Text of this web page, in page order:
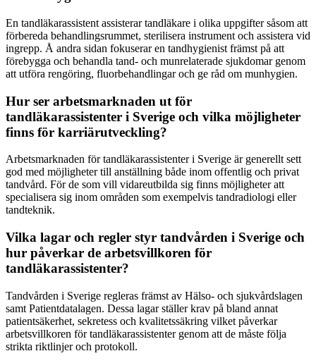
En tandläkarassistent assisterar tandläkare i olika uppgifter såsom att
förbereda behandlingsrummet, sterilisera instrument och assistera vid
ingrepp. Å andra sidan fokuserar en tandhygienist främst på att
förebygga och behandla tand- och munrelaterade sjukdomar genom
att utföra rengöring, fluorbehandlingar och ge råd om munhygien.
Hur ser arbetsmarknaden ut för
tandläkarassistenter i Sverige och vilka möjligheter
finns för karriärutveckling?
Arbetsmarknaden för tandläkarassistenter i Sverige är generellt sett
god med möjligheter till anställning både inom offentlig och privat
tandvård. För de som vill vidareutbilda sig finns möjligheter att
specialisera sig inom områden som exempelvis tandradiologi eller
tandteknik.
Vilka lagar och regler styr tandvården i Sverige och
hur påverkar de arbetsvillkoren för
tandläkarassistenter?
Tandvården i Sverige regleras främst av Hälso- och sjukvårdslagen
samt Patientdatalagen. Dessa lagar ställer krav på bland annat
patientsäkerhet, sekretess och kvalitetssäkring vilket påverkar
arbetsvillkoren för tandläkarassistenter genom att de måste följa
strikta riktlinjer och protokoll.